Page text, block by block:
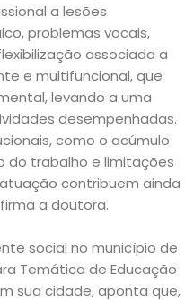
a lesões
problemas vocais,
associada a
e multifuncional, que
levando a uma
desempenhadas.
como o acúmulo
do trabalho e limitações
contribuem ainda
a doutora.
social no município de
Temática de Educação
sua cidade, aponta que,